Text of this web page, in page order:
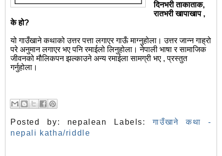
दिनभरी ताकाताक,
रातभरी खापाखाप ,
के हो?
यो गाउँखाने कथाको उत्तर पत्ता लगाएर गाऊँ माग्नुहोला। उत्तर जान्न गाह्रो
परे अनुमान लगाएर भए पनि रमाईलो लिनुहोला। नेपाली भाषा र सामाजिक
जीवनको मौलिकपन झल्काउने अन्य रमाईला सामग्री भए , प्रस्तुत
गर्नुहोला।
Posted by: nepalean Labels:गाउँखाने कथा -
nepali katha/riddle